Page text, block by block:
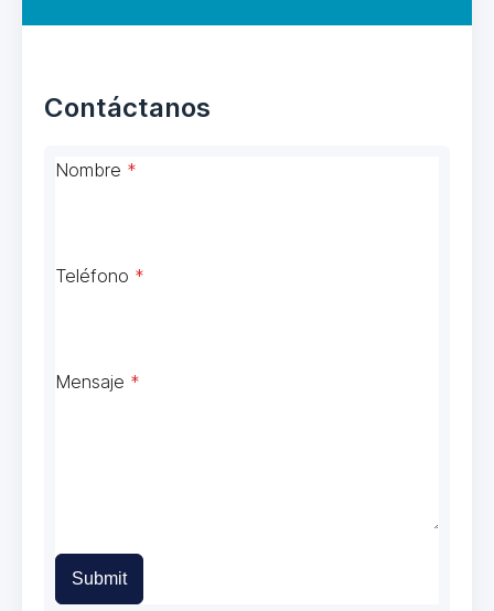
Contáctanos
Nombre *
Teléfono *
Mensaje *
Submit